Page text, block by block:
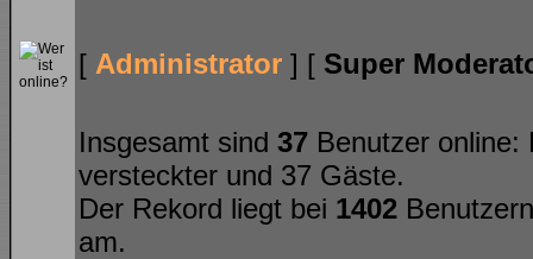
[ Administrator ] [ Super
Insgesamt sind 37 Benutzer online:
versteckter und 37 Gäste.
Der Rekord liegt bei 1402
am.